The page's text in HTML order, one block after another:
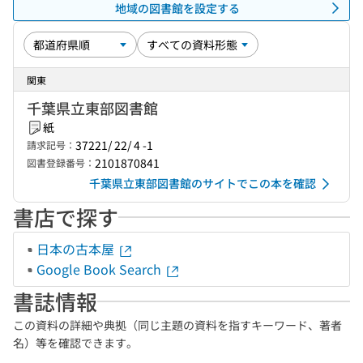
地域の図書館を設定する
関東
千葉県立東部図書館
紙
請求記号： 37221/ 22/ 4 -1
図書登録番号： 2101870841
千葉県立東部図書館のサイトでこの本を確認
書店で探す
日本の古本屋
Google Book Search
書誌情報
この資料の詳細や典拠（同じ主題の資料を指すキーワード、著者
名）等を確認できます。